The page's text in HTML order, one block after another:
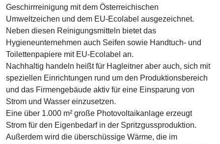
Geschirrreinigung mit dem Österreichischen
Umweltzeichen und dem EU-Ecolabel ausgezeichnet.
Neben diesen Reinigungsmitteln bietet das
Hygieneunternehmen auch Seifen sowie Handtuch- und
Toilettenpapiere mit EU-Ecolabel an.
Nachhaltig handeln heißt für Hagleitner aber auch, sich mit
speziellen Einrichtungen rund um den Produktionsbereich
und das Firmengebäude aktiv für eine Einsparung von
Strom und Wasser einzusetzen.
Eine über 1.000 m² große Photovoltaikanlage erzeugt
Strom für den Eigenbedarf in der Spritzgussproduktion.
Außerdem wird die überschüssige Wärme, die im